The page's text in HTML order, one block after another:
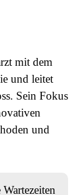
mit dem
und leitet
Sein Fokus
und